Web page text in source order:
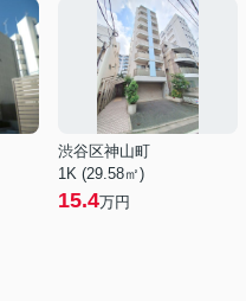
渋谷区神山町
1K (29.58㎡)
15.4万円